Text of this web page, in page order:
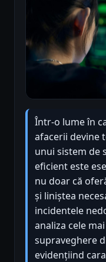
Într-o lume în
afacerii devine
unui sistem de
eficient este
nu doar că
și liniștea
incidentele
analiza cele
supraveghere
evidențiind